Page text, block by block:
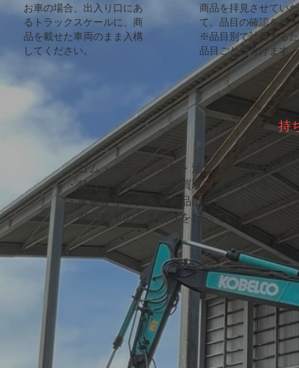
お車の場合、出入り口にあ
るトラックスケールに、商
品を載せた車両のまま入構
してください。
商品を拝見させてい
て、品目の確認をし
​※品目別で計量する
品目ごとに分けます
持
・ゴム・ガラス・塗料・油などの異物がつい
・特殊なバッテリーの買取は行っていません。
・家電リサイクル対象品は引き取っていませ
・廃自動車の引き取りを行っています。バイ